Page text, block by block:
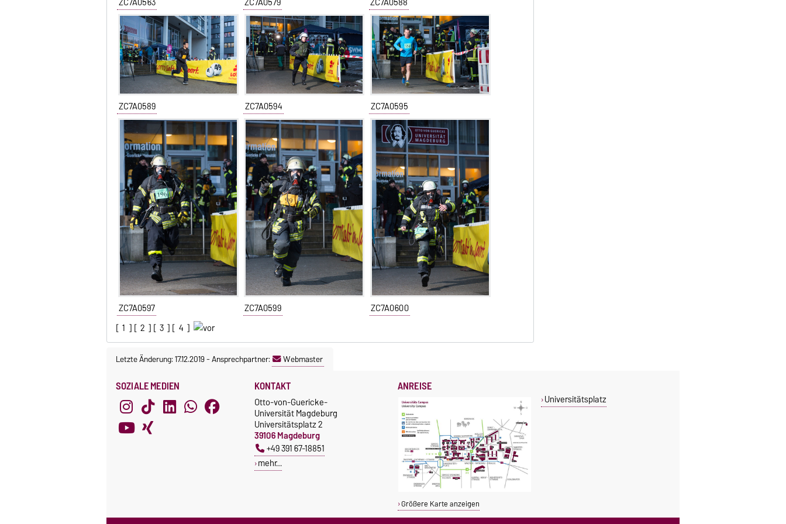
ZC7A0589 ZC7A0594 ZC7A0595
ZC7A0597 ZC7A0599
ZC7A0600
[ 1 ] [ 2 ] [ 3 ] [ 4 ]
Letzte Änderung: 17.12.2019-Ansprechpartner: Webmaster
SOZIALE MEDIEN KONTAKT
Otto-von-Guericke-
Universität Magdeburg
Universitätsplatz 2
39106 Magdeburg
+49 391 67-18851
mehr…
ANREISE
Größere Karte anzeigen
Universitätsplatz